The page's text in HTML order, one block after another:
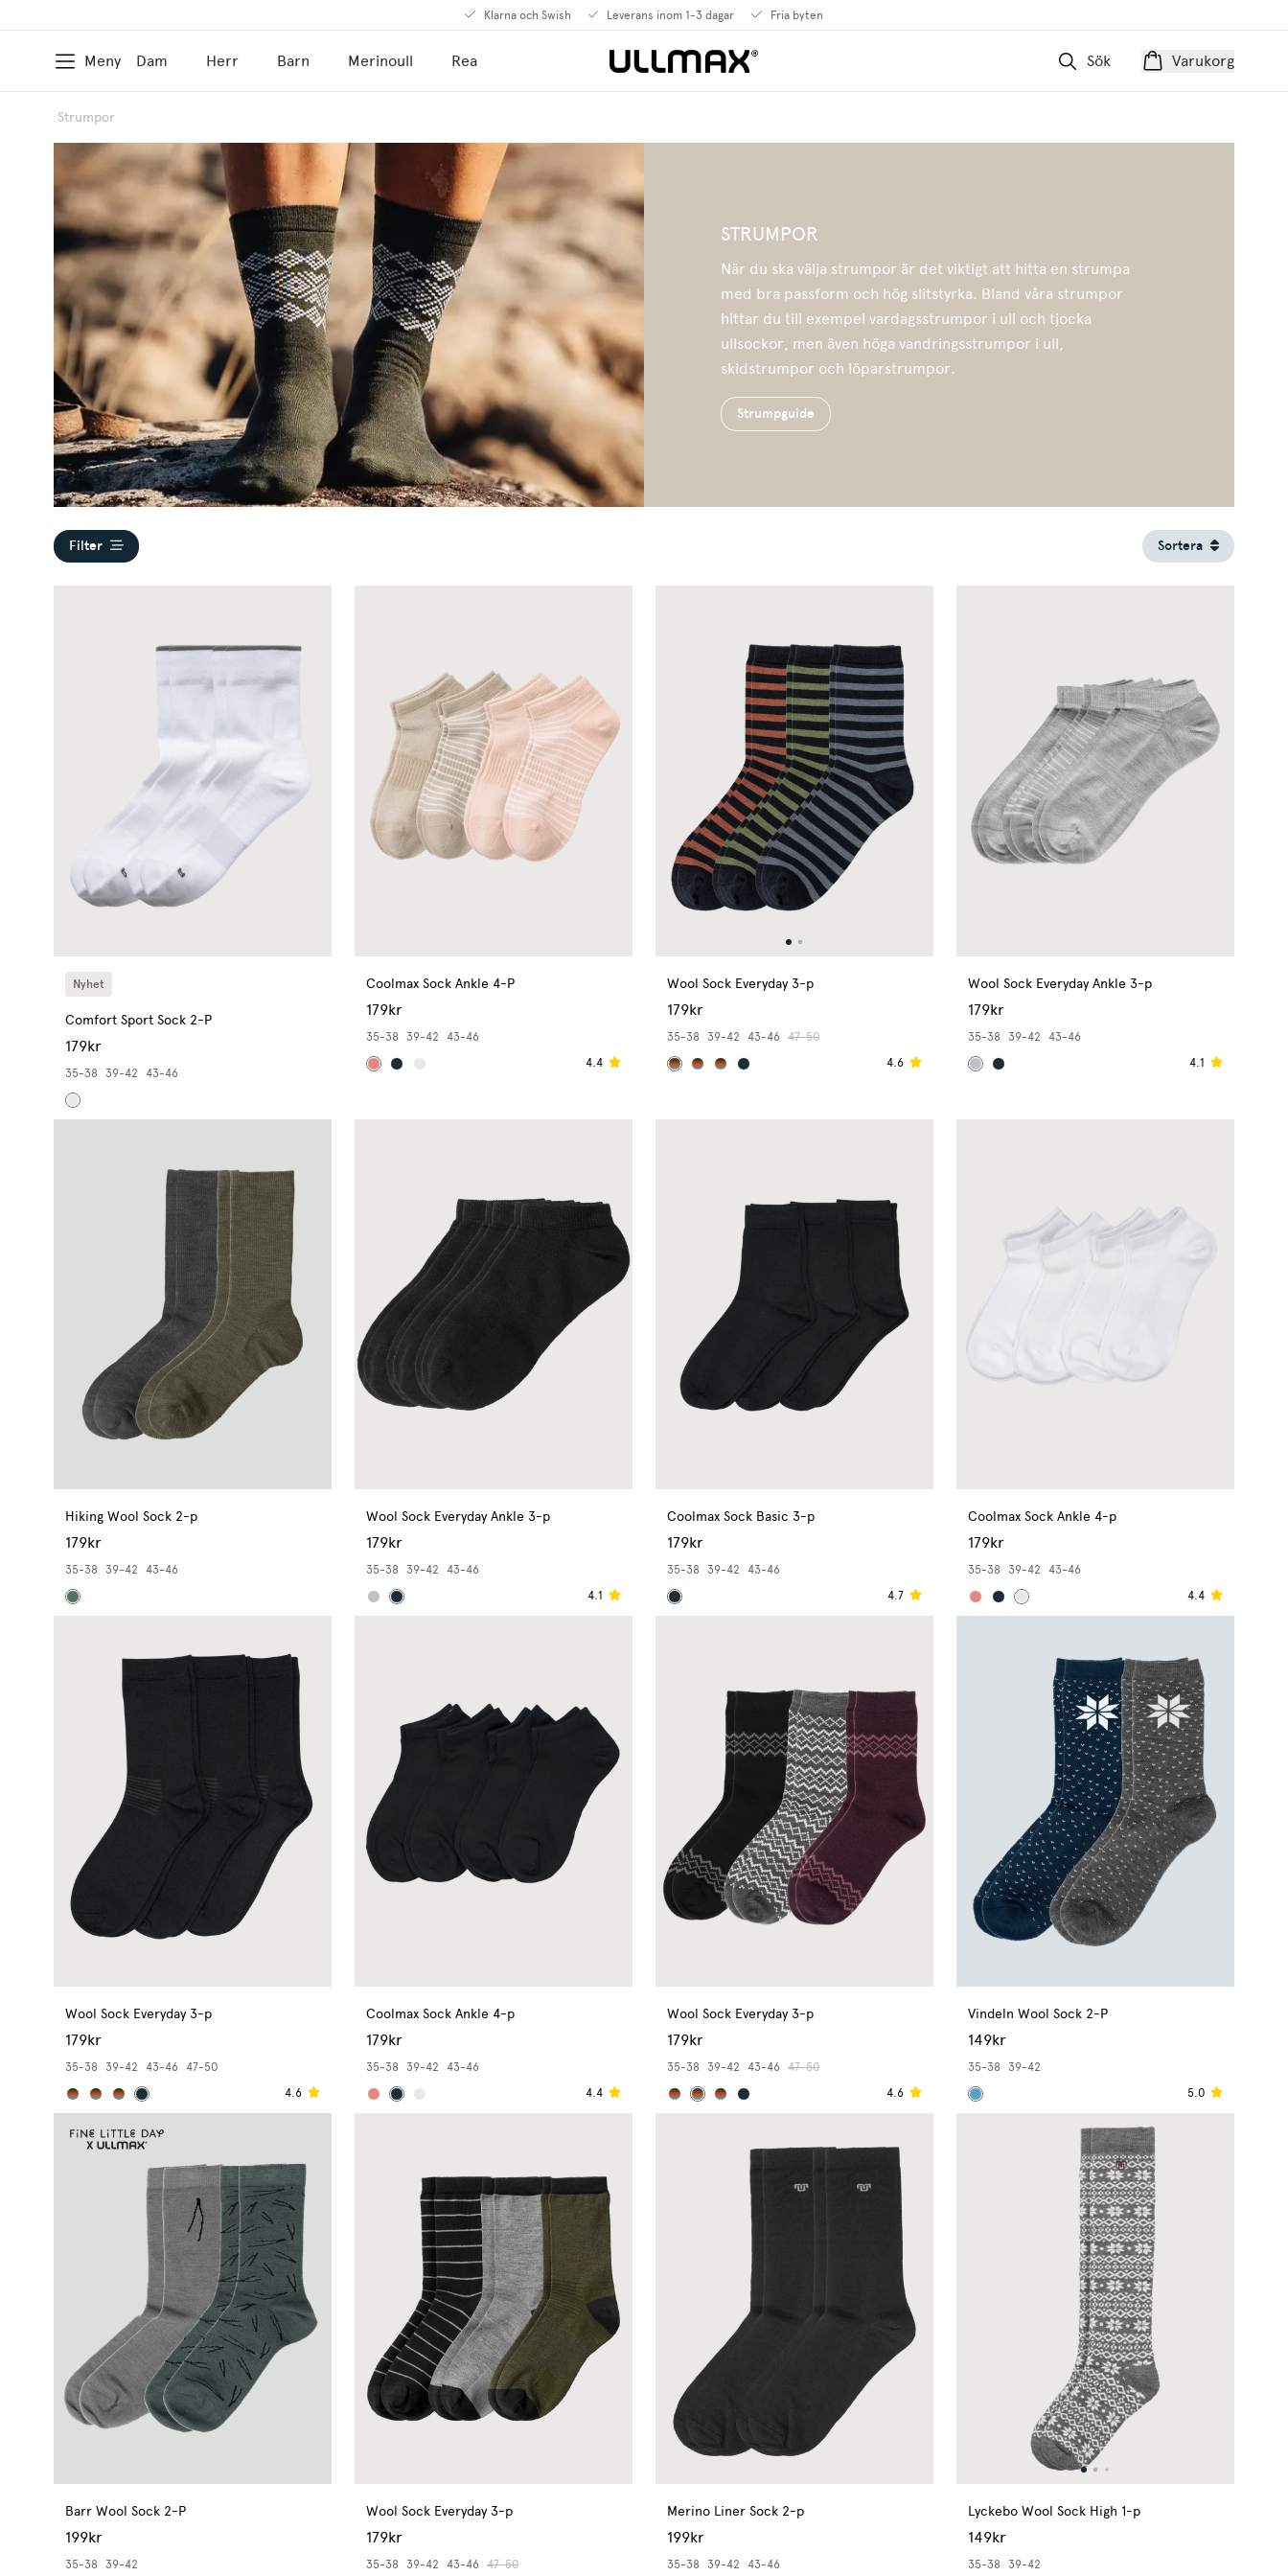
Klarna och Swish Leverans inom 1-3 dagar Fria byten
Meny Dam Herr Barn Merinoull Rea Sök Varukorg
Strumpor
STRUMPOR
När du ska välja strumpor är det viktigt att hitta en strumpa
med bra passform och hög slitstyrka. Bland våra strumpor
hittar du till exempel vardagsstrumpor i ull och tjocka
ullsockor, men även höga vandringsstrumpor i ull,
skidstrumpor och löparstrumpor.
Strumpguide
Filter Sortera
Nyhet
Comfort Sport Sock 2-P
179kr
35-38 39-42 43-46
Coolmax Sock Ankle 4-P
179kr
35-38 39-42
43-46
4.4
Wool Sock Everyday 3-p
179kr
35-38 39-42 43-46
47-50
4.6
Wool Sock Everyday Ankle 3-p
179kr
35-38 39-42
43-46
4.1
Hiking Wool Sock 2-p
179kr
35-38 39-42 43-46
Wool Sock Everyday Ankle 3-p
179kr
35-38 39-42
43-46
4.1
Coolmax Sock Basic 3-p
179kr
35-38 39-42
43-46
4.7
Coolmax Sock Ankle 4-p
179kr
35-38 39-42
43-46
4.4
Wool Sock Everyday 3-p
179kr
35-38 39-42 43-46
47-50
4.6
Coolmax Sock Ankle 4-p
179kr
35-38 39-42
43-46
4.4
Wool Sock Everyday 3-p
179kr
35-38 39-42 43-46
47-50
4.6
Vindeln Wool Sock 2-P
149kr
35-38
39-42
5.0
Barr Wool Sock 2-P
199kr
35-38 39-42
Wool Sock Everyday 3-p
179kr
35-38 39-42 43-46 47-50
Merino Liner Sock 2-p
199kr
35-38 39-42 43-46
Lyckebo Wool Sock High 1-p
149kr
35-38 39-42